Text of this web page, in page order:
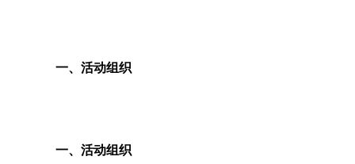
一、活动组织
一、活动组织